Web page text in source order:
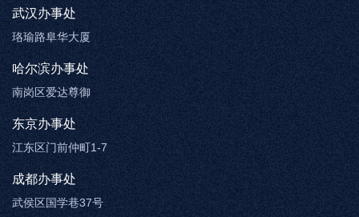
武汉办事处
珞瑜路阜华大厦
哈尔滨办事处
南岗区爱达尊御
东京办事处
江东区门前仲町1-7
成都办事处
武侯区国学巷37号